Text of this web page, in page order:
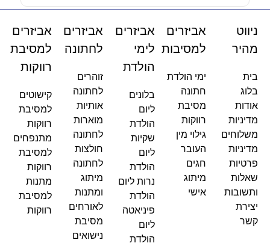
ניווט
מהיר
בית
בלוג
אודות
מדיניות
משלוחים
מדיניות
פרטיות
שאלות
ותשובות
יצירת
קשר
אביזרים
למסיבות
ימי הולדת
חתונה
מסיבת
רווקות
גילוי מין
העובר
חגים
מיתוג
אישי
אביזרים
לימי
הולדת
בלונים
ליום
הולדת
שקיות
ליום
הולדת
נרות ליום
הולדת
פיניאטה
ליום
הולדת
אביזרים
לחתונה
זוהרים
לחתונה
אותיות
מוארות
לחתונה
חולצות
לחתונה
מיתוג
ומתנות
לאורחים
מסיבת
נישואים
אביזרים
למסיבת
רווקות
קישוטים
למסיבת
רווקות
מתנפחים
למסיבת
רווקות
מתנות
למסיבת
רווקות